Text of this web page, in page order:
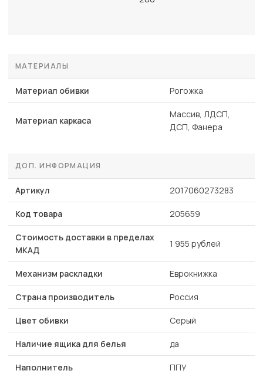
МАТЕРИАЛЫ
Материал обивки Рогожка
Материал каркаса
Массив, ЛДСП,
ДСП, Фанера
ДОП. ИНФОРМАЦИЯ
Артикул 2017060273283
Код товара 205659
Стоимость доставки в пределах
МКАД
1 955 рублей
Механизм раскладки Еврокнижка
Страна производитель Россия
Цвет обивки Серый
Наличие ящика для белья да
Наполнитель ППУ